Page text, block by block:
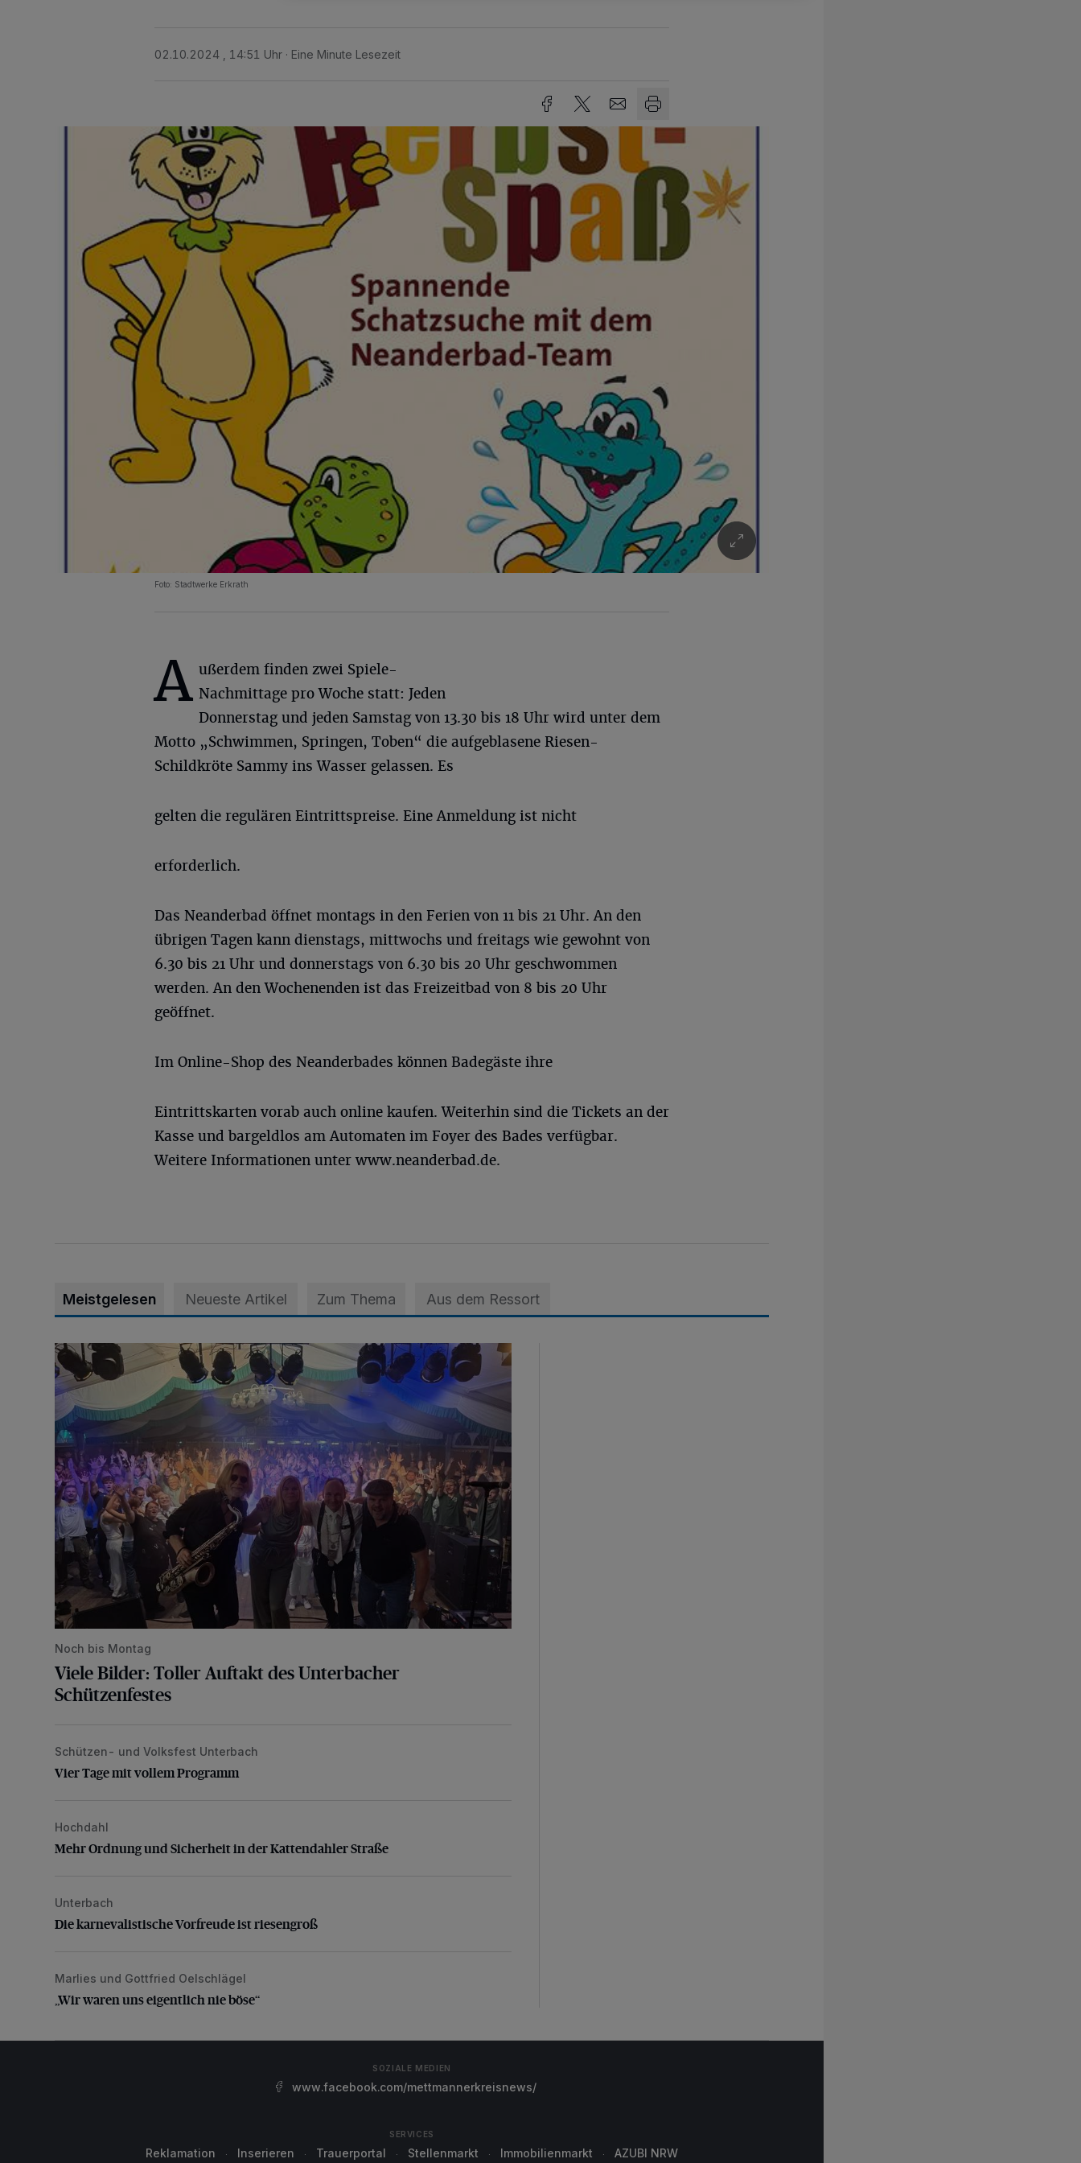
02.10.2024 , 14:51 Uhr Eine Minute Lesezeit
Foto: Stadtwerke Erkrath
A ußerdem finden zwei Spiele-
Nachmittage pro Woche statt: Jeden
Donnerstag und jeden Samstag von 13.30 bis 18 Uhr wird unter dem
Motto „Schwimmen, Springen, Toben“ die aufgeblasene Riesen-
Schildkröte Sammy ins Wasser gelassen. Es
gelten die regulären Eintrittspreise. Eine Anmeldung ist nicht
erforderlich.
Das Neanderbad öffnet montags in den Ferien von 11 bis 21 Uhr. An den
übrigen Tagen kann dienstags, mittwochs und freitags wie gewohnt von
6.30 bis 21 Uhr und donnerstags von 6.30 bis 20 Uhr geschwommen
werden. An den Wochenenden ist das Freizeitbad von 8 bis 20 Uhr
geöffnet.
Im Online-Shop des Neanderbades können Badegäste ihre
Eintrittskarten vorab auch online kaufen. Weiterhin sind die Tickets an der
Kasse und bargeldlos am Automaten im Foyer des Bades verfügbar.
Weitere Informationen unter www.neanderbad.de.
Meistgelesen Neueste Artikel Zum Thema Aus dem Ressort
Viele Bilder: Toller Auftakt des Unterbacher Schützenfestes
Noch bis Montag
Viele Bilder: Toller Auftakt des Unterbacher
Schützenfestes
Vier Tage mit vollem Programm
Schützen- und Volksfest Unterbach
Vier Tage mit vollem Programm
Mehr Ordnung und Sicherheit in der Kattendahler Straße
Hochdahl
Mehr Ordnung und Sicherheit in der Kattendahler Straße
Die karnevalistische Vorfreude ist riesengroß
Unterbach
Die karnevalistische Vorfreude ist riesengroß
„Wir waren uns eigentlich nie böse“
Marlies und Gottfried Oelschlägel
„Wir waren uns eigentlich nie böse“
SOZIALE MEDIEN
www.facebook.com/mettmannerkreisnews/
SERVICES
Reklamation Inserieren Trauerportal Stellenmarkt Immobilienmarkt AZUBI NRW